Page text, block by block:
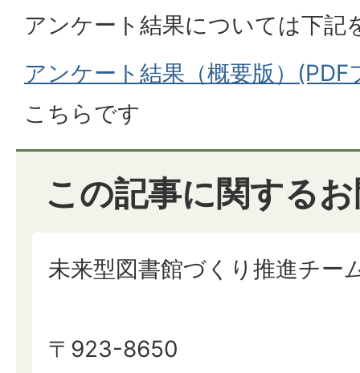
アンケート結果については下記
アンケート結果（概要版）(PDF
こちらです
この記事に関する
未来型図書館づくり推進チー
〒923-8650